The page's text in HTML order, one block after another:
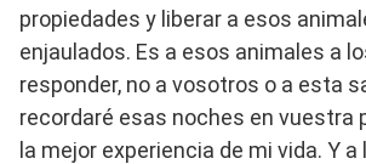
propiedades y liberar a esos
enjaulados. Es a esos animales a
responder, no a vosotros o a esta
recordaré esas noches en vuestra
la mejor experiencia de mi vida. Y